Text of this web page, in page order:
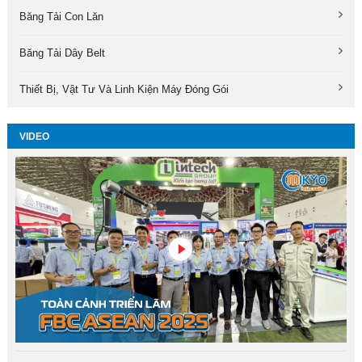
Băng Tải Con Lăn
Băng Tải Dây Belt
Thiết Bị, Vật Tư Và Linh Kiện Máy Đóng Gói
VIDEO